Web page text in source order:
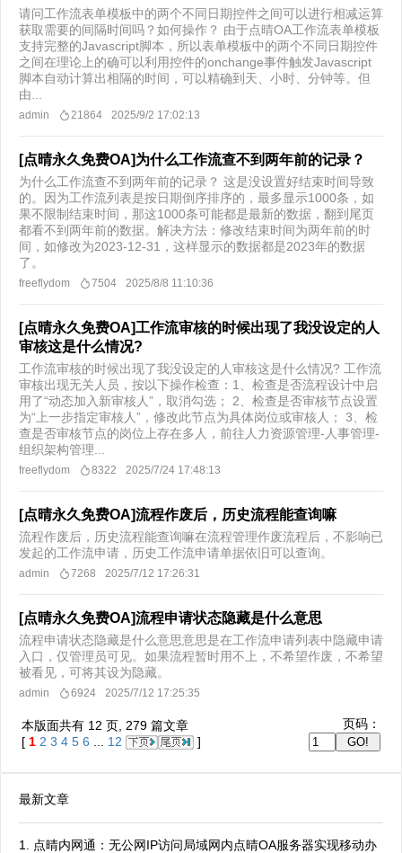
请问工作流表单模板中的两个不同日期控件之间可以进行相减运算
获取需要的间隔时间吗？如何操作？ 由于点晴OA工作流表单模板
支持完整的Javascript脚本，所以表单模板中的两个不同日期控件
之间在理论上的确可以利用控件的onchange事件触发Javascript
脚本自动计算出相隔的时间，可以精确到天、小时、分钟等。但
由...
admin 21864 2025/9/2 17:02:13
[点晴永久免费OA]为什么工作流查不到两年前的记录？
为什么工作流查不到两年前的记录？ 这是没设置好结束时间导致
的。因为工作流列表是按日期倒序排序的，最多显示1000条，如
果不限制结束时间，那这1000条可能都是最新的数据，翻到尾页
都看不到两年前的数据。解决方法：修改结束时间为两年前的时
间，如修改为2023-12-31，这样显示的数据都是2023年的数据
了。
freeflydom 7504 2025/8/8 11:10:36
[点晴永久免费OA]工作流审核的时候出现了我没设定的人
审核这是什么情况?
工作流审核的时候出现了我没设定的人审核这是什么情况? 工作流
审核出现无关人员，按以下操作检查：1、检查是否流程设计中启
用了“动态加入新审核人”，取消勾选； 2、检查是否审核节点设置
为“上一步指定审核人”，修改此节点为具体岗位或审核人； 3、检
查是否审核节点的岗位上存在多人，前往人力资源管理-人事管理-
组织架构管理...
freeflydom 8322 2025/7/24 17:48:13
[点晴永久免费OA]流程作废后，历史流程能查询嘛
流程作废后，历史流程能查询嘛在流程管理作废流程后，不影响已
发起的工作流申请，历史工作流申请单据依旧可以查询。
admin 7268 2025/7/12 17:26:31
[点晴永久免费OA]流程申请状态隐藏是什么意思
流程申请状态隐藏是什么意思意思是在工作流申请列表中隐藏申请
入口，仅管理员可见。如果流程暂时用不上，不希望作废，不希望
被看见，可将其设为隐藏。
admin 6924 2025/7/12 17:25:35
本版面共有 12 页, 279 篇文章
[ 1 2 3 4 5 6 12 ]
页码：
最新文章
点晴内网通：无公网IP访问局域网内点晴OA服务器实现移动办